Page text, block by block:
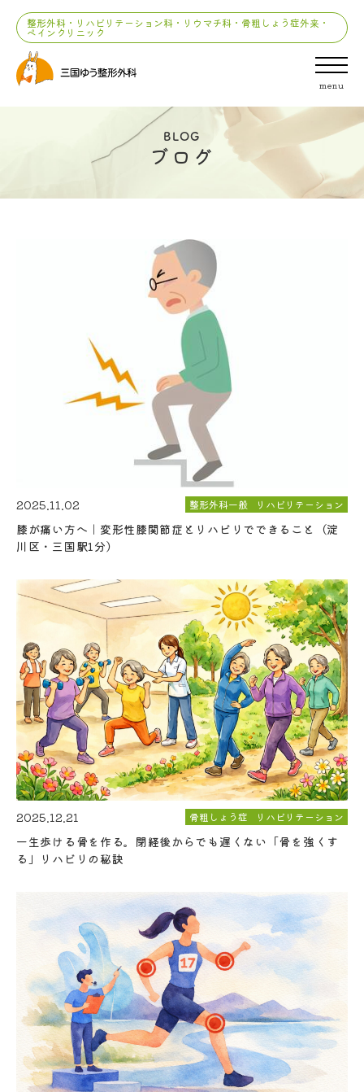
整形外科・リハビリテーション科・リウマチ科・骨粗しょう症外来・
ペインクリニック
menu
BLOG
ブログ
2025.11.02 整形外科一般 リハビリテーション
膝が痛い方へ｜変形性膝関節症とリハビリでできること（淀
川区・三国駅1分）
2025.12.21 骨粗しょう症 リハビリテーション
一生歩ける骨を作る。閉経後からでも遅くない「骨を強くす
る」リハビリの秘訣